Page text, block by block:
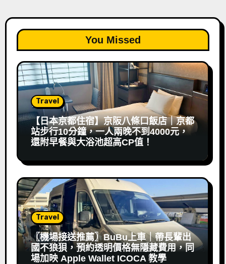
You Missed
Travel
【日本京都住宿】京阪八條口飯店｜京都
站步行10分鐘，一人兩晚不到4000元，
還附早餐與大浴池超高CP值！
Travel
〖機場接送推薦〗BuBu上車｜帶長輩出
國不狼狽，預約透明價格無隱藏費用，同
場加映 Apple Wallet ICOCA 教學